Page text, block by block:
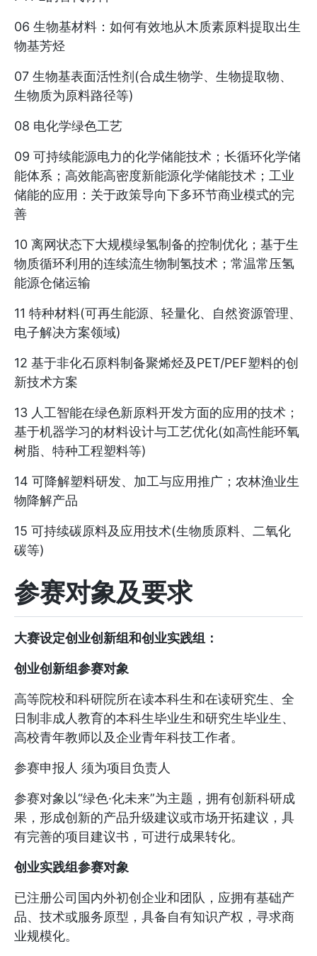
06 生物基材料：如何有效地从木质素原料提取出生
物基芳烃
07 生物基表面活性剂(合成生物学、生物提取物、
生物质为原料路径等)
08 电化学绿色工艺
09 可持续能源电力的化学储能技术；长循环化学储
能体系；高效能高密度新能源化学储能技术；工业
储能的应用：关于政策导向下多环节商业模式的完
善
10 离网状态下大规模绿氢制备的控制优化；基于生
物质循环利用的连续流生物制氢技术；常温常压氢
能源仓储运输
11 特种材料(可再生能源、轻量化、自然资源管理、
电子解决方案领域)
12 基于非化石原料制备聚烯烃及PET/PEF塑料的创
新技术方案
13 人工智能在绿色新原料开发方面的应用的技术；
基于机器学习的材料设计与工艺优化(如高性能环氧
树脂、特种工程塑料等)
14 可降解塑料研发、加工与应用推广；农林渔业生
物降解产品
15 可持续碳原料及应用技术(生物质原料、二氧化
碳等)
参赛对象及要求
大赛设定创业创新组和创业实践组：
创业创新组参赛对象
高等院校和科研院所在读本科生和在读研究生、全
日制非成人教育的本科生毕业生和研究生毕业生、
高校青年教师以及企业青年科技工作者。
参赛申报人 须为项目负责人
参赛对象以“绿色·化未来”为主题，拥有创新科研成
果，形成创新的产品升级建议或市场开拓建议，具
有完善的项目建议书，可进行成果转化。
创业实践组参赛对象
已注册公司国内外初创企业和团队，应拥有基础产
品、技术或服务原型，具备自有知识产权，寻求商
业规模化。